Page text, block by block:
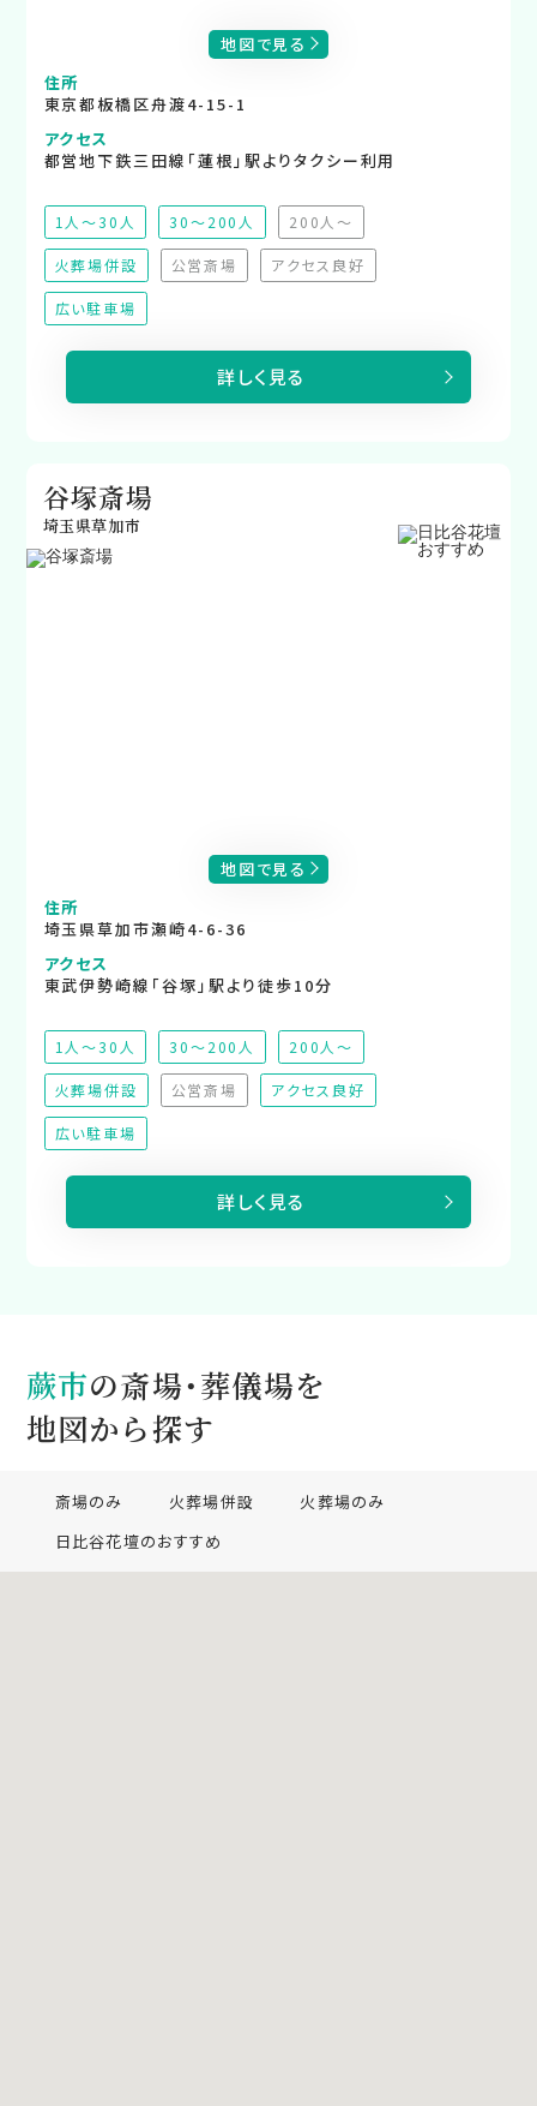
地図で見る
住所
東京都板橋区舟渡4-15-1
アクセス
都営地下鉄三田線「蓮根」駅よりタクシー利用
1人～30人 30～200人
200人～
（非推奨）
火葬場併設
公営斎場
（非対応）
アクセス良好
（非対応）
広い駐車場
詳しく見る
谷塚斎場
埼玉県草加市
地図で見る
住所
埼玉県草加市瀬崎4-6-36
アクセス
東武伊勢崎線「谷塚」駅より徒歩10分
1人～30人 30～200人 200人～
火葬場併設
公営斎場
（非対応）
アクセス良好
広い駐車場
詳しく見る
蕨市の斎場・葬儀場を
地図から探す
斎場のみ 火葬場併設
火葬場のみ
日比谷花壇のおすすめ